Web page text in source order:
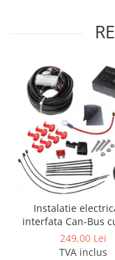
Covorase auto Isuzu
Covorase auto Jeep
Covorase auto Kia
Covorase auto Land
Covorase auto Lexus
Covorase auto Mazda
Covorase auto
Covorase auto Mini
Covorase auto
Covorase auto Nissan
Covorase auto Opel
Covorase auto Peugeot
Instalatie
interfata Can-Bus
de 7 pini
249,00 Lei
TVA inclus